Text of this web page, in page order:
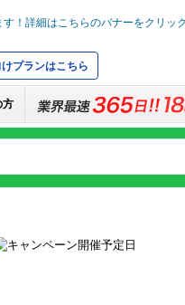
プランはこちら
方